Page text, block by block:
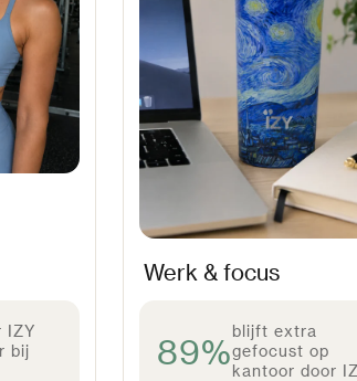
IZY
bij
Werk & focus
89% blijft extra
gefocust op
kantoor door